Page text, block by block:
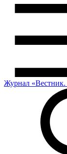
Журнал «Вестник.